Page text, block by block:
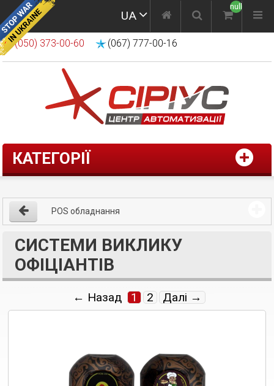
UA
null
(050) 373-00-60 (067) 777-00-16
КАТЕГОРІЇ
POS обладнання
СИСТЕМИ ВИКЛИКУ
ОФІЦІАНТІВ
← Назад 1 2 Далі →